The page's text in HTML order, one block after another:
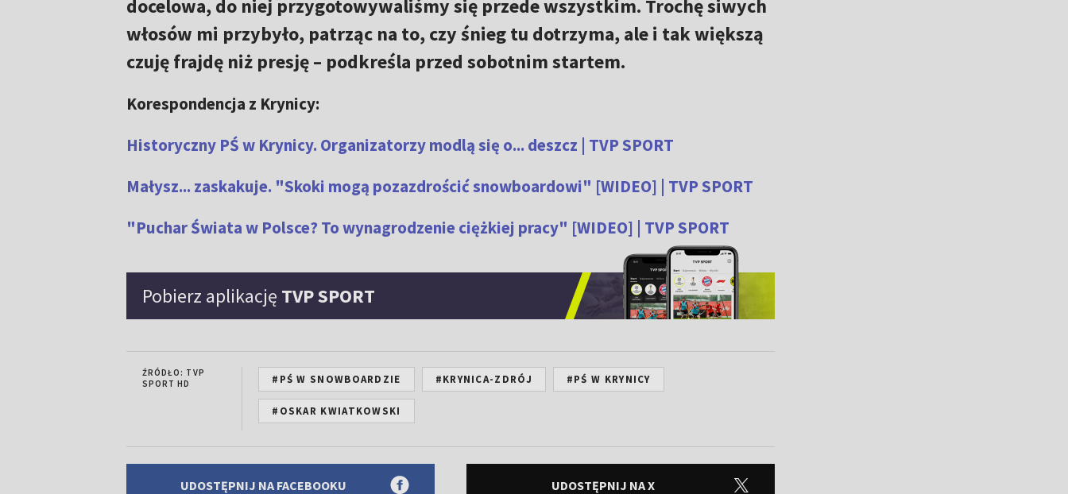
docelowa, do niej przygotowywaliśmy się przede wszystkim. Trochę siwych
włosów mi przybyło, patrząc na to, czy śnieg tu dotrzyma, ale i tak większą
czuję frajdę niż presję – podkreśla przed sobotnim startem.
Korespondencja z Krynicy:
Historyczny PŚ w Krynicy. Organizatorzy modlą się o... deszcz | TVP SPORT
Małysz... zaskakuje. "Skoki mogą pozazdrościć snowboardowi" [WIDEO] | TVP SPORT
"Puchar Świata w Polsce? To wynagrodzenie ciężkiej pracy" [WIDEO] | TVP SPORT
Pobierz aplikację TVP SPORT
ŹRÓDŁO: TVP
SPORT HD
#PŚ W SNOWBOARDZIE #KRYNICA-ZDRÓJ #PŚ W KRYNICY
#OSKAR KWIATKOWSKI
UDOSTĘPNIJ NA FACEBOOKU UDOSTĘPNIJ NA X